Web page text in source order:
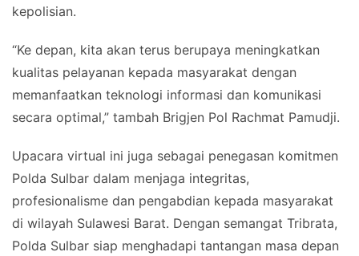
kepolisian.
“Ke depan, kita akan terus berupaya meningkatkan
kualitas pelayanan kepada masyarakat dengan
memanfaatkan teknologi informasi dan komunikasi
secara optimal,” tambah Brigjen Pol Rachmat Pamudji.
Upacara virtual ini juga sebagai penegasan komitmen
Polda Sulbar dalam menjaga integritas,
profesionalisme dan pengabdian kepada masyarakat
di wilayah Sulawesi Barat. Dengan semangat Tribrata,
Polda Sulbar siap menghadapi tantangan masa depan